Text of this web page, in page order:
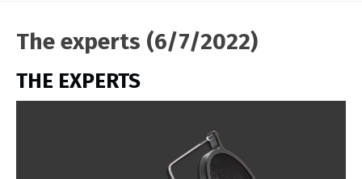
The experts (6/7/2022)
THE EXPERTS